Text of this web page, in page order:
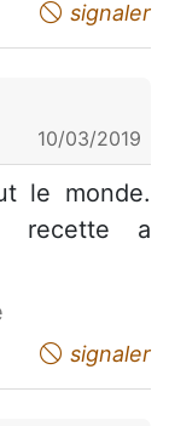
signaler
10/03/2019
le monde.
recette a
signaler